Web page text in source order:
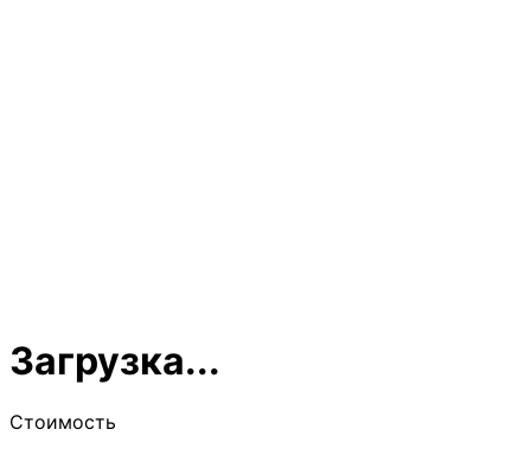
Загрузка...
Стоимость